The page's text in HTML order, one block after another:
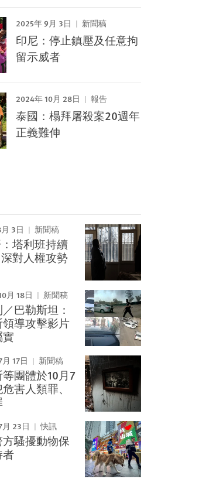
2025年 9月 3日 新聞稿
印尼：停止鎮壓及任意拘
留示威者
2024年 10月 28日 報告
泰國：榻拜屠殺案20週年
正義難伸
3日 新聞稿
塔利班持續
對人權攻勢
月 18日 新聞稿
巴勒斯坦：
導攻擊影片
17日 新聞稿
團體於10月7
害人類罪、
23日 快訊
騷擾動物保